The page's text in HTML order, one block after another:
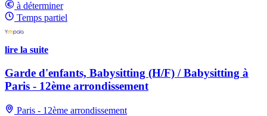
à déterminer
Temps partiel
lire la suite
Garde d'enfants, Babysitting (H/F) / Babysitting à
Paris - 12ème arrondissement
Paris - 12ème arrondissement